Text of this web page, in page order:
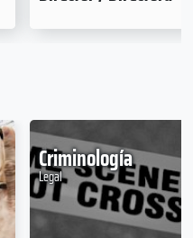
Criminología
Legal